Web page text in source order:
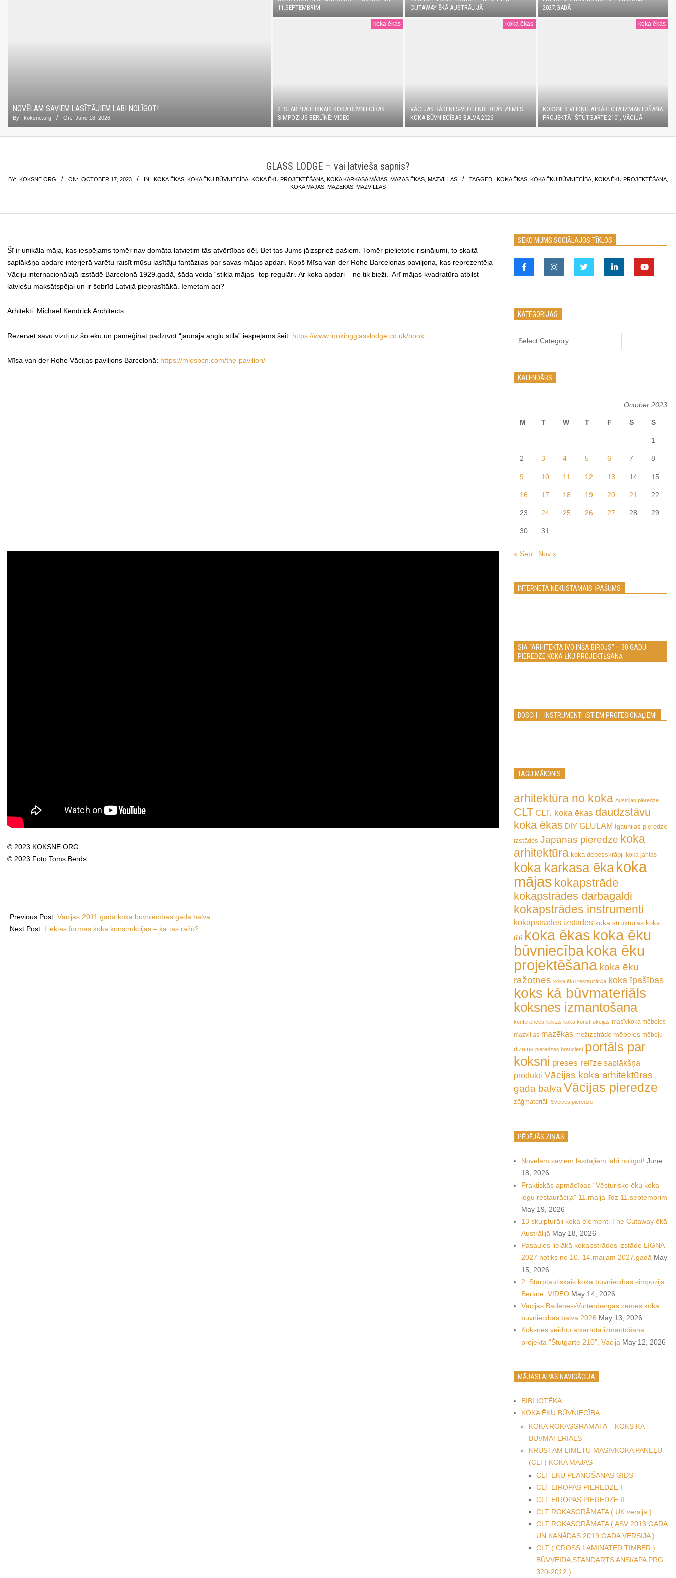
NOVĒLAM SAVIEM LASĪTĀJIEM LABI NOLĪGOT!
By: koksne.org On: June 18, 2026
11.SEPTEMBRIM
CUTAWAY ĒKĀ AUSTRĀLIJĀ
2027.GADĀ
koka ēkas
2. STARPTAUTISKAIS KOKA BŪVNIECĪBAS
SIMPOZIJS BERLĪNĒ: VIDEO
koka ēkas
VĀCIJAS BĀDENES-VURTENBERGAS ZEMES
KOKA BŪVNIECĪBAS BALVA 2026
koka ēkas
KOKSNES VEIDŅU ATKĀRTOTA IZMANTOŠANA
PROJEKTĀ “ŠTUTGARTE 210”, VĀCIJĀ
GLASS LODGE – vai latvieša sapnis?
BY: KOKSNE.ORG ON: OCTOBER 17, 2023 IN: KOKA ĒKAS, KOKA ĒKU BŪVNIECĪBA, KOKA ĒKU PROJEKTĒŠANA, KOKA KARKASA MĀJAS, MAZAS ĒKAS, MAZVILLAS TAGGED: KOKA ĒKAS, KOKA ĒKU BŪVNIECĪBA, KOKA ĒKU PROJEKTĒŠANA,
KOKA MĀJAS MAZĒKAS MAZVILLAS
Šī ir unikāla māja, kas iespējams tomēr nav domāta latvietim tās atvērtības dēļ. Bet tas Jums jāizspriež pašiem. Tomēr pielietotie risinājumi, to skaitā
saplākšņa apdare interjerā varētu raisīt mūsu lasītāju fantāzijas par savas mājas apdari. Kopš Mīsa van der Rohe Barcelonas paviljona, kas reprezentēja
Vāciju internacionālajā izstādē Barcelonā 1929.gadā, šāda veida “stikla mājas” top regulāri. Ar koka apdari – ne tik bieži. Arī mājas kvadratūra atbilst
latviešu maksātspējai un ir šobrīd Latvijā pieprasītākā. Iemetam aci?
Arhitekti: Michael Kendrick Architects
Rezervēt savu vizīti uz šo ēku un pamēģināt padzīvot “jaunajā angļu stilā” iespējams šeit: https://www.lookingglasslodge.co.uk/book
Mīsa van der Rohe Vācijas paviljons Barcelonā: https://miesbcn.com/the-pavilion/
© 2023 KOKSNE.ORG
© 2023 Foto Toms Bērds
10-
17
Previous Post: Vācijas 2011.gada koka būvniecības gada balva
Next Post: Liektas formas koka konstrukcijas – kā tās ražo?
SEKO MUMS SOCIĀLAJOS TĪKLOS
KATEGORIJAS
Kategorijas
KALENDĀRS
October 2023
M T W T F S S
1
2 3 4 5 6 7 8
9 10 11 12 13 14 15
16 17 18 19 20 21 22
23 24 25 26 27 28 29
30 31
« Sep Nov »
INTERNETA NEKUSTAMAIS ĪPAŠUMS
SIA “ARHITEKTA IVO INŠA BIROJS” – 30 GADU
PIEREDZE KOKA ĒKU PROJEKTĒŠANĀ
BOSCH – INSTRUMENTI ĪSTIEM PROFESIONĀĻIEM!
TAGU MĀKONIS
arhitektūra no koka Austrijas pieredze
CLT CLT. koka ēkas daudzstāvu
koka ēkas DIY GLULAM Igaunijas pieredze
izstādes Japānas pieredze koka
arhitektūra koka debesskrāpji koka jahtas
koka karkasa ēka koka
mājas kokapstrāde
kokapstrādes darbagaldi
kokapstrādes instrumenti
kokapstrādes izstādes koka struktūras koka
tilti koka ēkas koka ēku
būvniecībakoka ēku
projektēšana koka ēku
ražotnes koka ēku restaurācija koka īpašības
koks kā būvmateriāls
koksnes izmantošana
konferences liektās koka konstrukcijas masīvkoka mēbeles
mazvillas mazēkas mežizstrāde mēbeles mēbeļu
dizains pieredzes braucieni portāls par
koksni preses relīze saplākšņa
produkti Vācijas koka arhitektūras
gada balva Vācijas pieredze
zāģmateriāli Šveices pieredze
PĒDĒJĀS ZIŅAS
Novēlam saviem lasītājiem labi nolīgot! June
18, 2026
Praktiskās apmācības “Vēsturisko ēku koka
logu restaurācija” 11.maija līdz 11.septembrim
May 19, 2026
13 skulpturāli koka elementi The Cutaway ēkā
Austrālijā May 18, 2026
Pasaules lielākā kokapstrādes izstāde LIGNA
2027 notiks no 10.-14.maijam 2027.gadā May
15, 2026
2. Starptautiskais koka būvniecības simpozijs
Berlīnē: VIDEO May 14, 2026
Vācijas Bādenes-Vurtenbergas zemes koka
būvniecības balva 2026 May 13, 2026
Koksnes veidņu atkārtota izmantošana
projektā “Štutgarte 210”, Vācijā May 12, 2026
MĀJASLAPAS NAVIGĀCIJA
BIBLIOTĒKA
KOKA ĒKU BŪVNIECĪBA
KOKA ROKASGRĀMATA – KOKS KĀ
BŪVMATERIĀLS
KRUSTĀM LĪMĒTU MASĪVKOKA PANEĻU
(CLT) KOKA MĀJAS
CLT ĒKU PLĀNOŠANAS GIDS
CLT EIROPAS PIEREDZE I
CLT EIROPAS PIEREDZE II
CLT ROKASGRĀMATA ( UK versija )
CLT ROKASGRĀMATA ( ASV 2013.GADA
UN KANĀDAS 2019.GADA VERSIJA )
CLT ( CROSS LAMINATED TIMBER )
BŪVVEIDA STANDARTS ANSI/APA PRG
320-2012 )